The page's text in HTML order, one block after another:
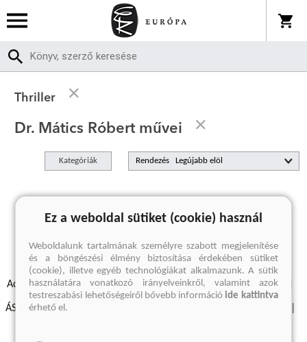
Thriller
Dr. Mátics Róbert művei
Kategóriák Rendezés
A keresett kifejezésre nincs találat
Adatvédelmi szabályzatok Elállási felmondási nyilatkozat
ÁSZF - Vásárlási feltételek
Ez a weboldal sütiket (cookie) használ
Weboldalunk tartalmának személyre szabott megjelenítése
és a böngészési élmény biztosítása érdekében sütiket
(cookie), illetve egyéb technológiákat alkalmazunk. A sütik
használatára vonatkozó irányelveinkről, valamint azok
testreszabási lehetőségeiről bővebb információide kattintva
érhető el.